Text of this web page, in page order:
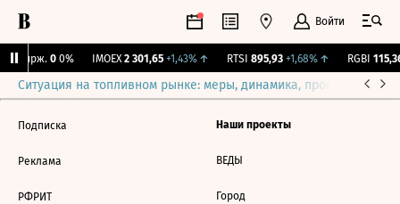
Войти
Бирж. 0 0% IMOEX 2 301,65 +1,43%↑ RTSI 895,93 +1,68%↑ RGBI 115,36
Ситуация на топливном рынке: меры, динамика, прогнозы
Подписка
Реклама
РФРИТ
Наши проекты
ВЕДЫ
Город